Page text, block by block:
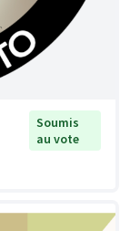
Soumis
au vote